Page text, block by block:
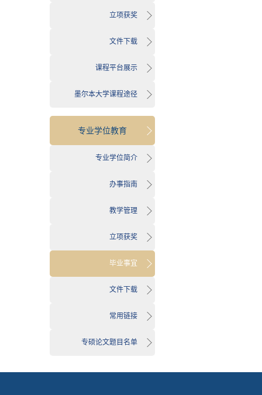
立项获奖
文件下载
课程平台展示
墨尔本大学课程途径
专业学位教育
专业学位简介
办事指南
教学管理
立项获奖
毕业事宜
文件下载
常用链接
专硕论文题目名单